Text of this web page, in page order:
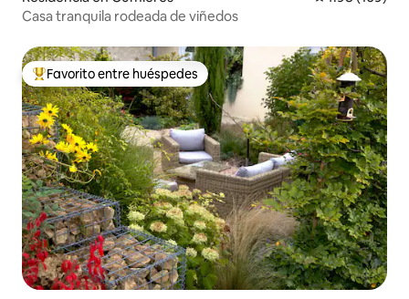
Casa tranquila rodeada de viñedos
De los mejores en Favorito entre huéspedes
Favorito entre huéspedes